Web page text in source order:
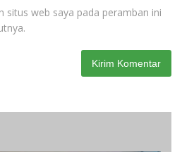
situs web saya pada peramban ini